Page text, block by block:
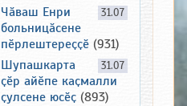
31.07
Чӑваш Енри
больницӑсене
пӗрлештереҫҫӗ (931)
31.07
Шупашкарта
ҫӗр айӗпе каҫмалли
ҫулсене юсӗҫ (893)